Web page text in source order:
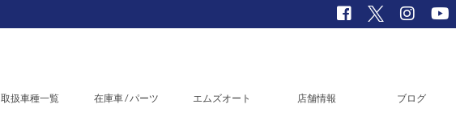
取扱車種一覧 在庫車 / パーツ エムズオート 店舗情報 ブログ